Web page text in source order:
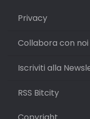
Privacy
Collabora con noi
Iscriviti alla
RSS Bitcity